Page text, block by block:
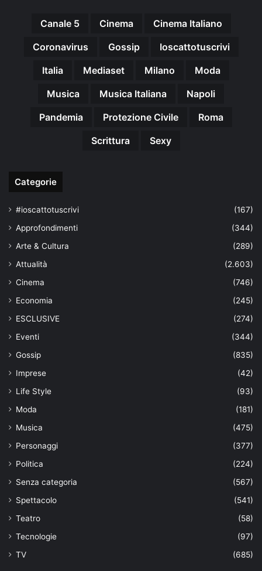
Canale 5 Cinema
Cinema Italiano
Coronavirus
Gossip
Ioscattotuscrivi
Italia
Mediaset Milano
Moda
Musica
Musica Italiana
Napoli
Pandemia
Protezione Civile
Roma
Scrittura
Sexy
Categorie
#ioscattotuscrivi
(167)
Approfondimenti
(344)
Arte & Cultura
(289)
Attualità
(2.603)
Cinema
(746)
Economia
(245)
ESCLUSIVE
(274)
Eventi
(344)
Gossip
(835)
Imprese
(42)
Life Style
(93)
Moda
(181)
Musica
(475)
Personaggi
(377)
Politica
(224)
Senza categoria
(567)
Spettacolo
(541)
Teatro
(58)
Tecnologie
(97)
TV
(685)